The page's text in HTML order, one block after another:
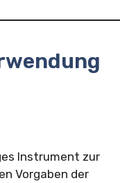
Instrument zur
Vorgaben der